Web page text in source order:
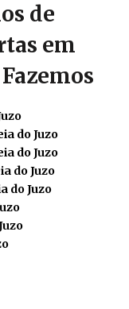
de
em
do Juzo
do Juzo
do Juzo
do Juzo